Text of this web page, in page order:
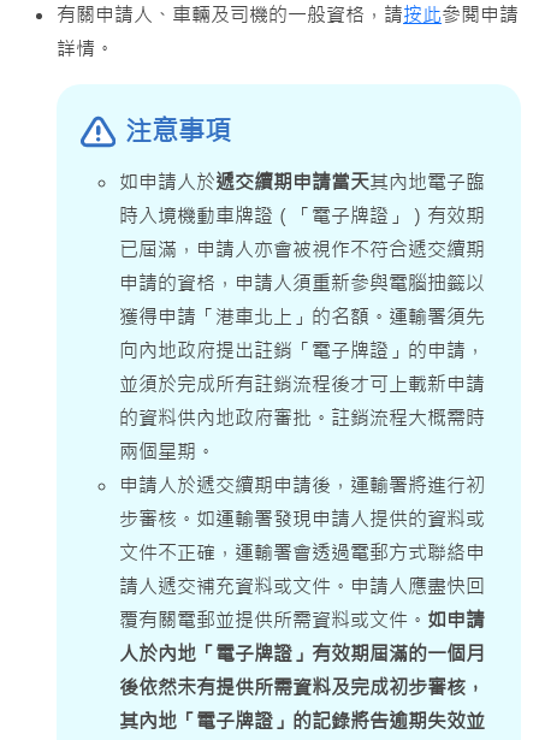
有關申請人、車輛及司機的一般資格，請按此參閲申請
詳情。
注意事項
如申請人於遞交續期申請當天其內地電子臨
時入境機動車牌證（「電子牌證」）有效期
已屆滿，申請人亦會被視作不符合遞交續期
申請的資格，申請人須重新參與電腦抽籤以
獲得申請「港車北上」的名額。運輸署須先
向內地政府提出註銷「電子牌證」的申請，
並須於完成所有註銷流程後才可上載新申請
的資料供內地政府審批。註銷流程大概需時
兩個星期。
申請人於遞交續期申請後，運輸署將進行初
步審核。如運輸署發現申請人提供的資料或
文件不正確，運輸署會透過電郵方式聯絡申
請人遞交補充資料或文件。申請人應盡快回
覆有關電郵並提供所需資料或文件。 如申請
人於內地「電子牌證」有效期屆滿的一個月
後依然未有提供所需資料及完成初步審核，
其內地「電子牌證」的記錄將告逾期失效並